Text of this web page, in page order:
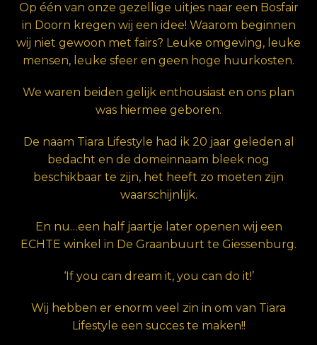
Op één van onze gezellige uitjes naar een Bosfair
in Doorn kregen wij een idee! Waarom beginnen
wij niet gewoon met fairs? Leuke omgeving, leuke
mensen, leuke sfeer en geen hoge huurkosten.
We waren beiden gelijk enthousiast en ons plan
was hiermee geboren.
De naam Tiara Lifestyle had ik 20 jaar geleden al
bedacht en de domeinnaam bleek nog
beschikbaar te zijn, het heeft zo moeten zijn
waarschijnlijk.
En nu…een half jaartje later openen wij een
ECHTE winkel in De Graanbuurt te Giessenburg.
‘If you can dream it, you can do it!’
Wij hebben er enorm veel zin in om van Tiara
Lifestyle een succes te maken!!